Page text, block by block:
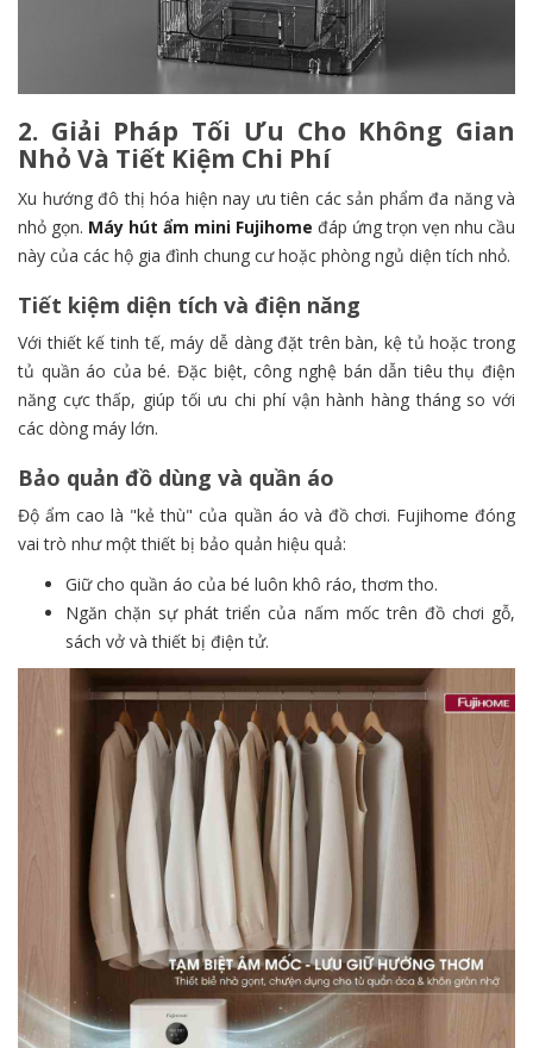
2. Giải Pháp Tối Ưu Cho Không Gian
Nhỏ Và Tiết Kiệm Chi Phí
Xu hướng đô thị hóa hiện nay ưu tiên các sản phẩm đa năng và
nhỏ gọn. Máy hút ẩm mini Fujihome đáp ứng trọn vẹn nhu cầu
này của các hộ gia đình chung cư hoặc phòng ngủ diện tích nhỏ.
Tiết kiệm diện tích và điện năng
Với thiết kế tinh tế, máy dễ dàng đặt trên bàn, kệ tủ hoặc trong
tủ quần áo của bé. Đặc biệt, công nghệ bán dẫn tiêu thụ điện
năng cực thấp, giúp tối ưu chi phí vận hành hàng tháng so với
các dòng máy lớn.
Bảo quản đồ dùng và quần áo
Độ ẩm cao là "kẻ thù" của quần áo và đồ chơi. Fujihome đóng
vai trò như một thiết bị bảo quản hiệu quả:
Giữ cho quần áo của bé luôn khô ráo, thơm tho.
Ngăn chặn sự phát triển của nấm mốc trên đồ chơi gỗ,
sách vở và thiết bị điện tử.